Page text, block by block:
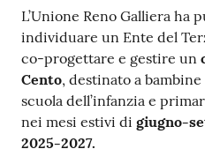
Contenuto
L’Unione Reno Galliera ha
individuare un Ente del
co-progettare e gestire un
Cento, destinato a
scuola dell’infanzia e
nei mesi estivi di giugno-
2025-2027.